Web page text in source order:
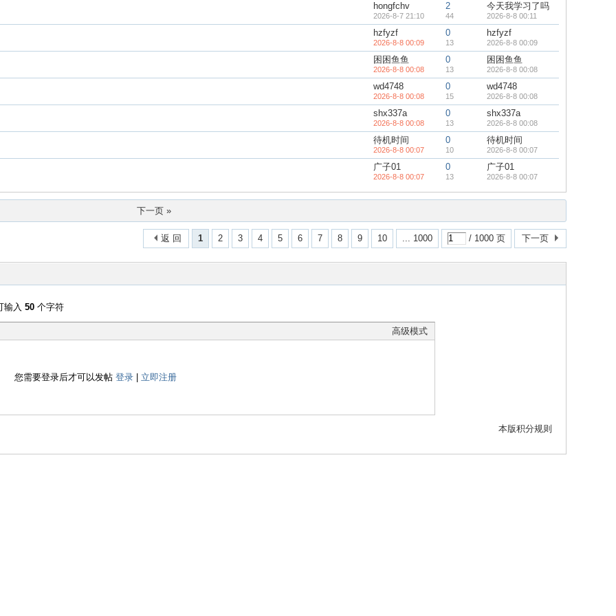
hongfchv
2026-8-7 21:10
2
44
今天我学习了吗
2026-8-8 00:11
hzfyzf
2026-8-8 00:09
0
13
hzfyzf
2026-8-8 00:09
困困鱼鱼
2026-8-8 00:08
0
13
困困鱼鱼
2026-8-8 00:08
wd4748
2026-8-8 00:08
0
15
wd4748
2026-8-8 00:08
shx337a
2026-8-8 00:08
0
13
shx337a
2026-8-8 00:08
待机时间
2026-8-8 00:07
0
10
待机时间
2026-8-8 00:07
广子01
2026-8-8 00:07
0
13
广子01
2026-8-8 00:07
下一页 »
1 2 3 4 5 6 7 8 9 10 ... 1000 / 1000 页 下一页
返 回
输入 50 个字符
高级模式
您需要登录后才可以发帖 登录 立即注册
本版积分规则